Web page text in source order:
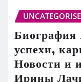
успехи,
Новости и
Ирины